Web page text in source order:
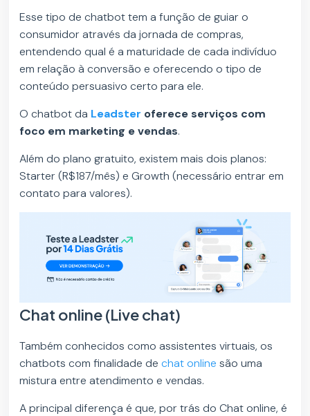
Esse tipo de chatbot tem a função de guiar o
consumidor através da jornada de compras,
entendendo qual é a maturidade de cada indivíduo
em relação à conversão e oferecendo o tipo de
conteúdo persuasivo certo para ele.
O chatbot da Leadster oferece serviços com
foco em marketing e vendas.
Além do plano gratuito, existem mais dois planos:
Starter (R$187/mês) e Growth (necessário entrar em
contato para valores).
Chat online (Live chat)
Também conhecidos como assistentes virtuais, os
chatbots com finalidade dechat online são uma
mistura entre atendimento e vendas.
A principal diferença é que, por trás do Chat online, é